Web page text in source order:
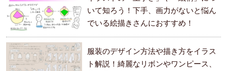
いて知ろう！下手、画力がないと悩ん
でいる絵描きさんにおすすめ！
服装のデザイン方法や描き方をイラス
ト解説！綺麗なリボンやワンピース、